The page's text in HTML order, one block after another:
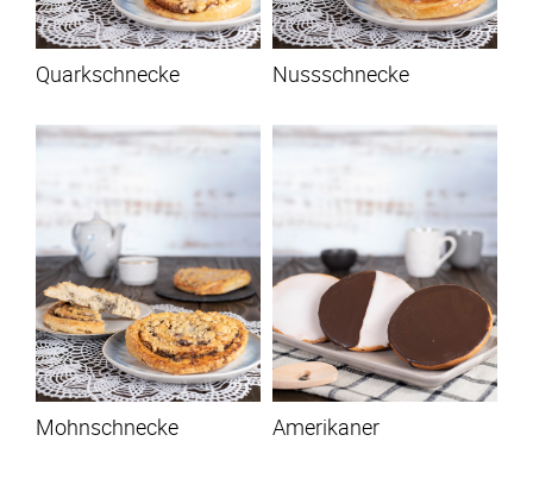
Quarkschnecke Nussschnecke
Mohnschnecke Amerikaner